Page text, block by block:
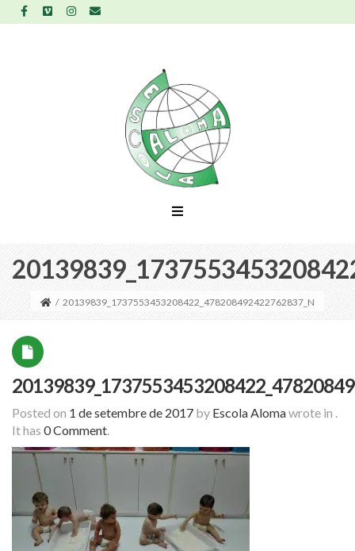
/ 20139839_1737553453208422_478208492422762837_N
Posted on 1 de setembre de 2017 by Escola Alomawrote in .
It has 0 Comment.